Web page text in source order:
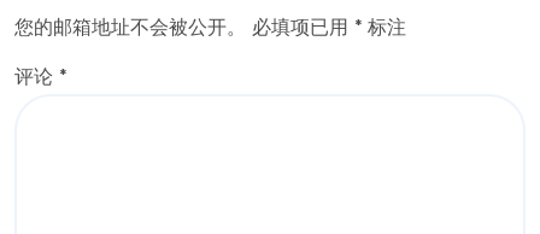
您的邮箱地址不会被公开。 必填项已用 * 标注
评论 *